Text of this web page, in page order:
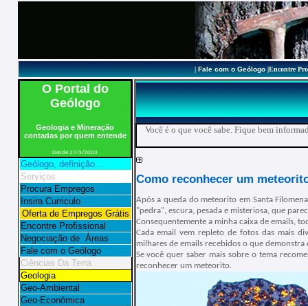
|Fale com o Geólogo|Encontre
O Portal do
Geólogo
Geologia e Mineração
contadas por quem entende
Desde 27/3/2003
Geólogo, definição...
Serviços
Procura Empregos
Insira Curriculo
Oferta de Empregos Grátis
Encontre Profissional
Negociação de Áreas
Fale com o Geólogo
Ciências Da Terra
Geologia
Geo-Ambiental
Geo-Econômica
Você é o que você sabe. Fique bem
Como reconhecer um
Após a queda do meteorito em Santa
"pedra", escura, pesada e misteriosa, que
Consequentemente a minha caixa de emails,
Cada email vem repleto de fotos das mais
milhares de emails recebidos o que demonstra
Se você quer saber mais sobre o tema
reconhecer um meteorito.